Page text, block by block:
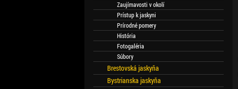
Zaujímavosti v okolí
Prístup k jaskyni
Prírodné pomery
História
Fotogaléria
Súbory
Brestovská jaskyňa
Bystrianska jaskyňa